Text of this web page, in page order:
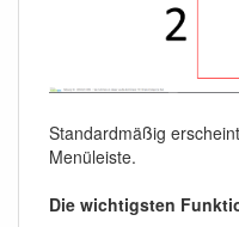
Standardmäßig
Menüleiste.
Die wichtigsten